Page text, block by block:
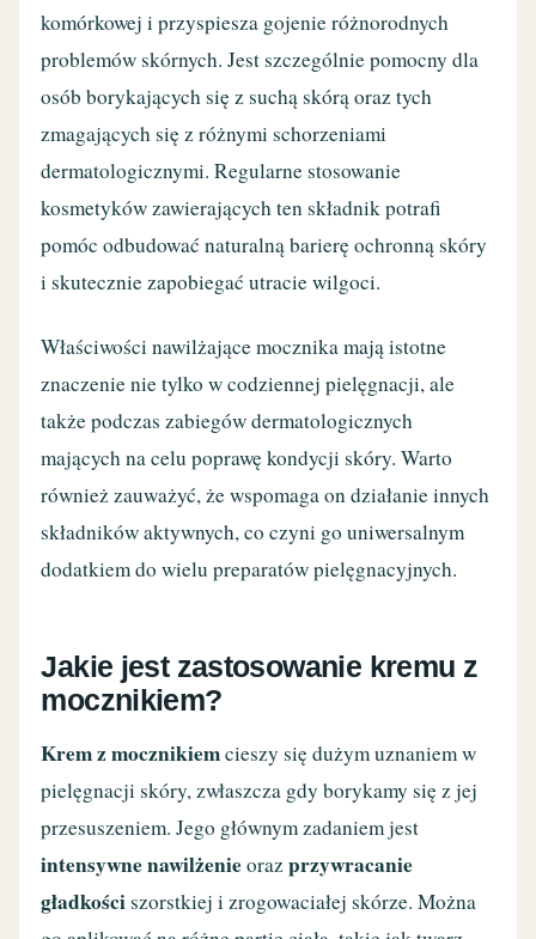
komórkowej i przyspiesza gojenie różnorodnych
problemów skórnych. Jest szczególnie pomocny dla
osób borykających się z suchą skórą oraz tych
zmagających się z różnymi schorzeniami
dermatologicznymi. Regularne stosowanie
kosmetyków zawierających ten składnik potrafi
pomóc odbudować naturalną barierę ochronną skóry
i skutecznie zapobiegać utracie wilgoci.
Właściwości nawilżające mocznika mają istotne
znaczenie nie tylko w codziennej pielęgnacji, ale
także podczas zabiegów dermatologicznych
mających na celu poprawę kondycji skóry. Warto
również zauważyć, że wspomaga on działanie innych
składników aktywnych, co czyni go uniwersalnym
dodatkiem do wielu preparatów pielęgnacyjnych.
Jakie jest zastosowanie kremu z
mocznikiem?
Krem z mocznikiemcieszy się dużym uznaniem w
pielęgnacji skóry, zwłaszcza gdy borykamy się z jej
przesuszeniem. Jego głównym zadaniem jest
intensywne nawilżenieorazprzywracanie
gładkościszorstkiej i zrogowaciałej skórze. Można